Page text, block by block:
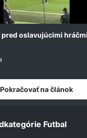
oslavujúcimi
Pokračovať na článok
Futbal